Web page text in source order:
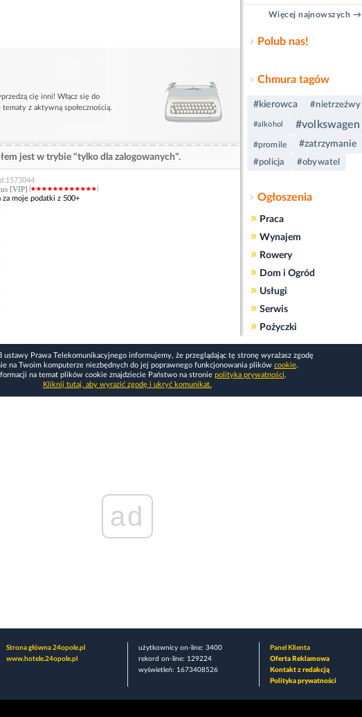
cię inni! Włącz się do
z aktywną społecznością.
jest w trybie "tylko dla zalogowanych".
[VIP]
moje podatki z 500+
Więcej najnowszych →
Polub nas!
Chmura tagów
#kierowca #nietrzeźwy
#alkohol #volkswagen
#promile #zatrzymanie
#policja #obywatel
Ogłoszenia
» Praca
» Wynajem
» Rowery
» Dom i Ogród
» Usługi
» Serwis
» Pożyczki
ustawy Prawa Telekomunikacyjnego informujemy, że przeglądając tę stronę wyrażasz zgodę
na Twoim komputerze niezbędnych do jej poprawnego funkcjonowania plików cookie.
na temat plików cookie znajdziecie Państwo na stronie polityka prywatności.
Kliknij tutaj, aby wyrazić zgodę i ukryć komunikat.
ad
Strona główna 24opole.pl
www.hotele.24opole.pl
użytkownicy on-line: 3400
rekord on-line: 129224
wyświetleń: 1673408526
Panel Klienta
Oferta Reklamowa
Kontakt z redakcją
Polityka prywatności